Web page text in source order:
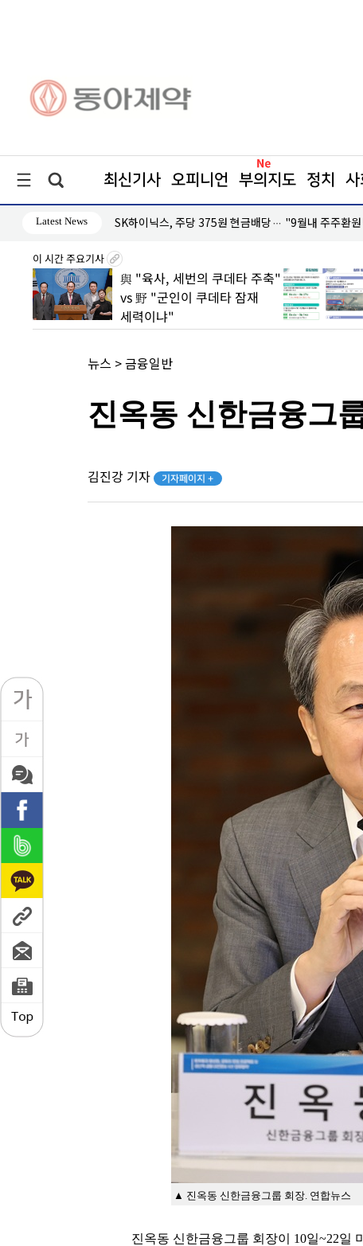
최신기사 오피니언 부의지도 정치 사
Latest News
응 '미온적' SK하이닉스, 주당 375원 현금배당… "9월내 주주환원
이 시간 주요기사
與 "육사, 세번의 쿠데타 주축"
vs 野 "군인이 쿠데타 잠재
세력이냐"
뉴스 > 금융일반
진옥동 신한금융그
김진강 기자 기자페이지 +
▲ 진옥동 신한금융그룹 회장. 연합뉴스
진옥동 신한금융그룹 회장이 10일~22일